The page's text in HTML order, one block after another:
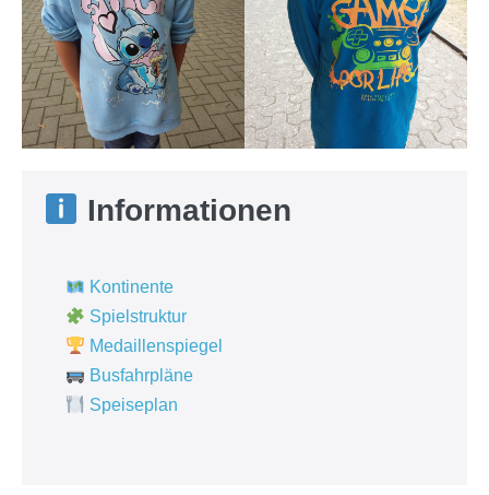
Informationen
Kontinente
Spielstruktur
Medaillenspiegel
Busfahrpläne
Speiseplan